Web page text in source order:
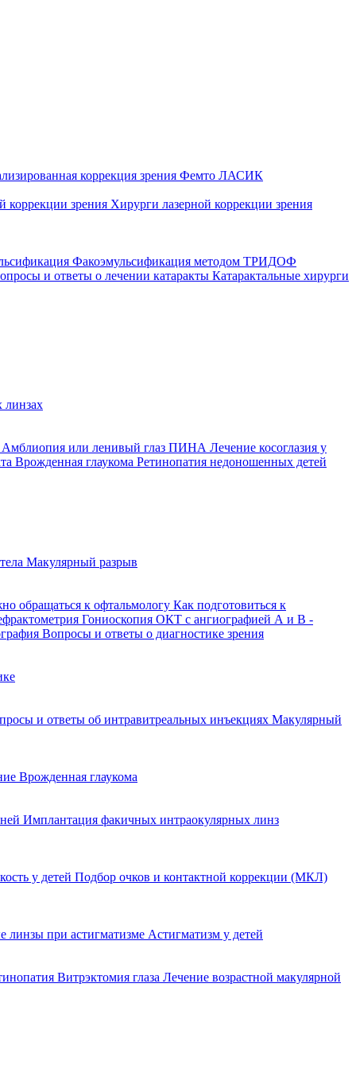
коррекция зрения Фемто ЛАСИК
коррекции зрения Хирурги лазерной коррекции зрения
Факоэмульсификация методом ТРИДОФ
и ответы о лечении катаракты Катарактальные хирурги
линзах
Амблиопия или ленивый глаз ПИНА Лечение косоглазия у
Врожденная глаукома Ретинопатия недоношенных детей
Макулярный разрыв
обращаться к офтальмологу Как подготовиться к
Гониоскопия ОКТ с ангиографией А и В -
Вопросы и ответы о диагностике зрения
и ответы об интравитреальных инъекциях Макулярный
Врожденная глаукома
Имплантация факичных интраокулярных линз
у детей Подбор очков и контактной коррекции (МКЛ)
линзы при астигматизме Астигматизм у детей
Витрэктомия глаза Лечение возрастной макулярной